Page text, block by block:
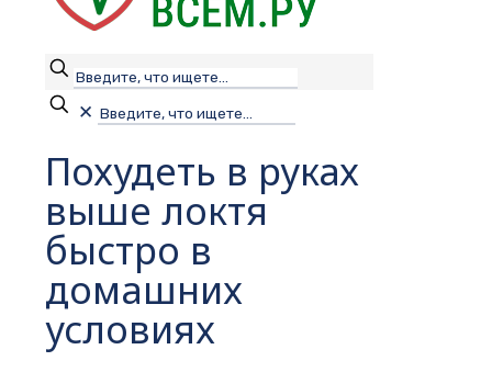
✕
Похудеть в руках
выше локтя
быстро в
домашних
условиях